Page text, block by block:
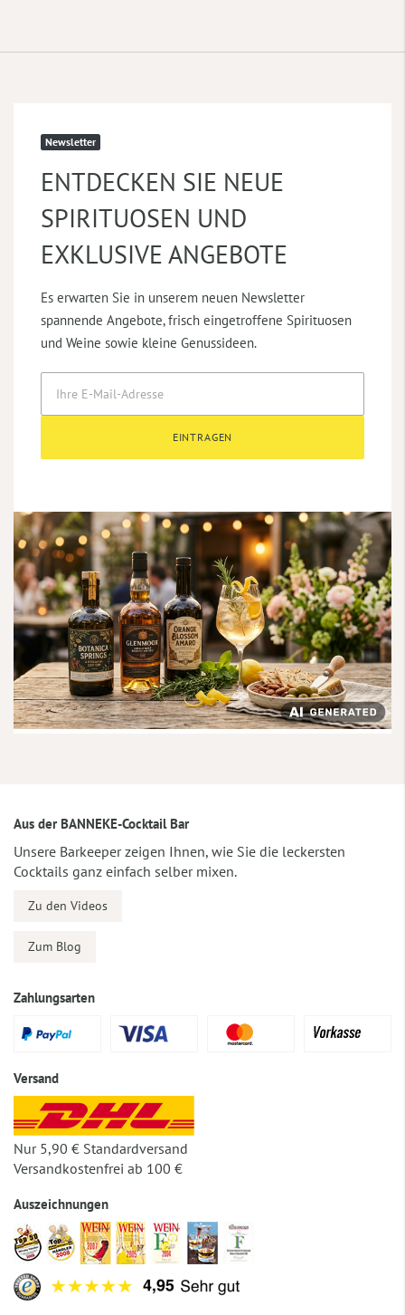
Newsletter
ENTDECKEN SIE NEUE
SPIRITUOSEN UND
EXKLUSIVE ANGEBOTE
Es erwarten Sie in unserem neuen Newsletter
spannende Angebote, frisch eingetroffene Spirituosen
und Weine sowie kleine Genussideen.
EINTRAGEN
Aus der BANNEKE-Cocktail Bar
Unsere Barkeeper zeigen Ihnen, wie Sie die leckersten
Cocktails ganz einfach selber mixen.
Zu den Videos
Zum Blog
Zahlungsarten
Versand
Nur 5,90 € Standardversand
Versandkostenfrei ab 100 €
Auszeichnungen